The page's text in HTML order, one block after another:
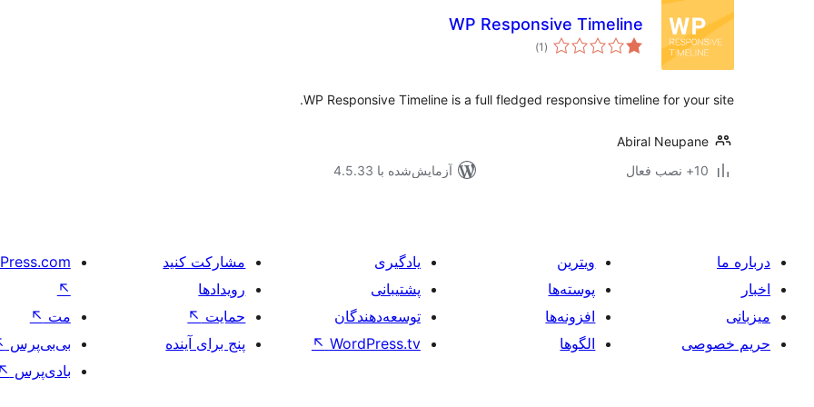
WP Responsive Timeline
(1 مجموع
امتیازها)
WP Responsive Timeline is a full fledged responsive timeline for your site.
Abiral Neupane
10+ نصب فعال
آزمایش‌شده با 4.5.33
درباره ما
اخبار
میزبانی
حریم خصوصی
ویترین
پوسته‌ها
افزونه‌ها
الگوها
یادگیری
پشتیبانی
توسعه‌دهندگان
WordPress.tv
↖
مشارکت کنید
رویدادها
حمایت ↖
پنج برای آینده
↖
مت ↖
بی‌بی‌پرس
بادی‌پرس